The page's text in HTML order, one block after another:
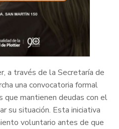
a través de la Secretaría de
una convocatoria formal
que mantienen deudas con el
su situación. Esta iniciativa
voluntario antes de que